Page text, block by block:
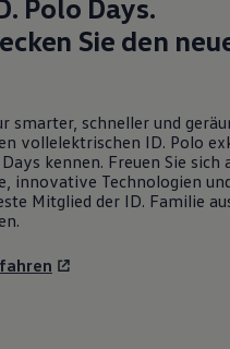
Polo Days.
Sie den
smarter, schneller und
vollelektrischen ID. Polo
kennen. Freuen Sie sich
innovative Technologien
Mitglied der ID. Familie